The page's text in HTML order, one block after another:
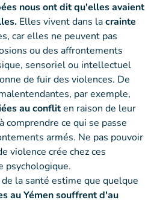
nous ont dit qu'elles avaient
Elles vivent dans lacrainte
car elles ne peuvent pas
ou des affrontements
sensoriel ou intellectuel
de fuir des violences. De
par exemple,
au confliten raison de leur
comprendre ce qui se passe
armés. Ne pas pouvoir
violence crée chez ces
psychologique.
la santé estime que quelque
au Yémen souffrent d'au